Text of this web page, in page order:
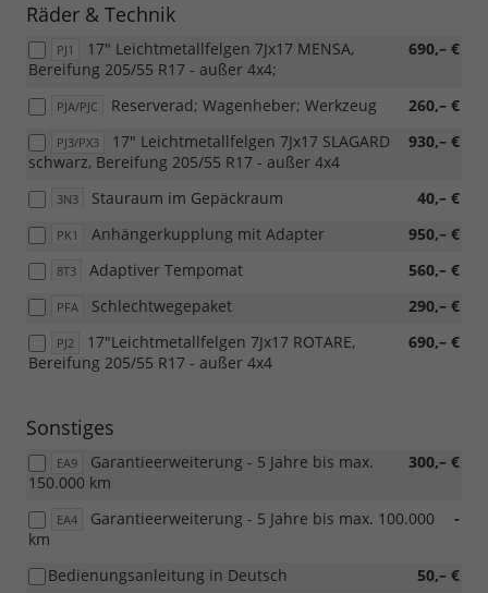
Räder & Technik
PJ1 690,– €
17" Leichtmetallfelgen 7Jx17 MENSA,
Bereifung 205/55 R17 - außer 4x4;
PJA/PJC 260,– €
Reserverad; Wagenheber; Werkzeug
PJ3/PX3 930,– €
17" Leichtmetallfelgen 7Jx17 SLAGARD
schwarz, Bereifung 205/55 R17 - außer 4x4
3N3 40,– €
Stauraum im Gepäckraum
PK1 950,– €
Anhängerkupplung mit Adapter
8T3 560,– €
Adaptiver Tempomat
PFA 290,– €
Schlechtwegepaket
PJ2 690,– €
17"Leichtmetallfelgen 7Jx17 ROTARE,
Bereifung 205/55 R17 - außer 4x4
Sonstiges
EA9 300,– €
Garantieerweiterung - 5 Jahre bis max.
150.000 km
EA4 -
Garantieerweiterung - 5 Jahre bis max. 100.000
km
50,– €
Bedienungsanleitung in Deutsch